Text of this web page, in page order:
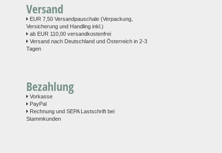
Versand
EUR 7,50 Versandpauschale (Verpackung,
Versicherung und Handling inkl.)
ab EUR 110,00 versandkostenfrei
Versand nach Deutschland und Österreich in 2-3
Tagen
Bezahlung
Vorkasse
PayPal
Rechnung und SEPA Lastschrift bei
Stammkunden